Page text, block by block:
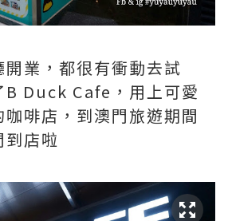
業，都很有衝動去試
B Duck Cafe，用上可愛
啡店，到澳門旅遊期間
店啦